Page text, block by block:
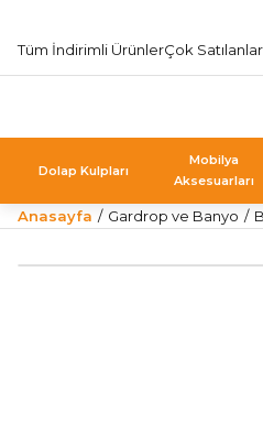
Tüm İndirimli ÜrünlerÇok Satılanlar
Dolap Kulpları
Mobilya
Aksesuarları
Anasayfa Gardrop ve Banyo